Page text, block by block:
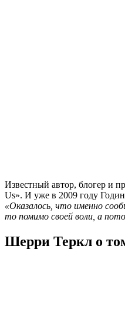
Известный автор, блогер и
Us». И уже в 2009 году
«Оказалось, что именно
то помимо своей воли, а
Шерри Теркл о